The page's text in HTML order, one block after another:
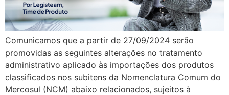
Comunicamos que a partir de 27/09/2024 serão
promovidas as seguintes alterações no tratamento
administrativo aplicado às importações dos produtos
classificados nos subitens da Nomenclatura Comum do
Mercosul (NCM) abaixo relacionados, sujeitos à